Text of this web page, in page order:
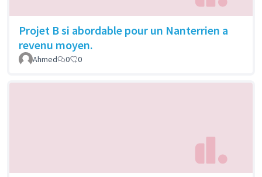
Projet B si abordable pour un Nanterrien a
revenu moyen.
Ahmed 0 0